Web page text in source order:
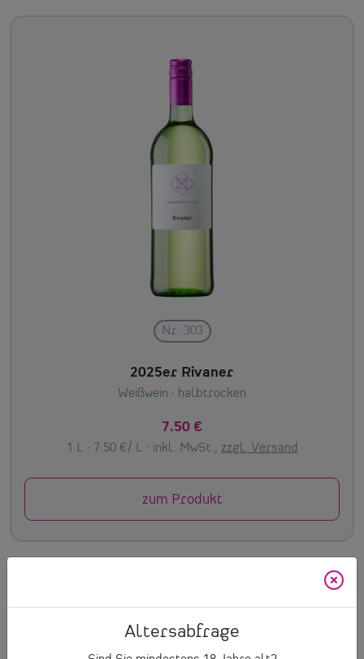
Altersabfrage
Nr. 303
2025er Rivaner
Weißwein · halbtrocken
7.50 €
1 L · 7.50 €/ L · inkl. MwSt., zzgl. Versand
zum Produkt
Histamingeprüft